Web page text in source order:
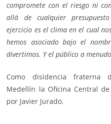
compromete con el riesgo ni
allá de cualquier
ejercicio es el clima en el cual
hemos asociado bajo el
divertimos. Y el público a
Como disidencia fraterna
Medellín la Oficina Central
por Javier Jurado.